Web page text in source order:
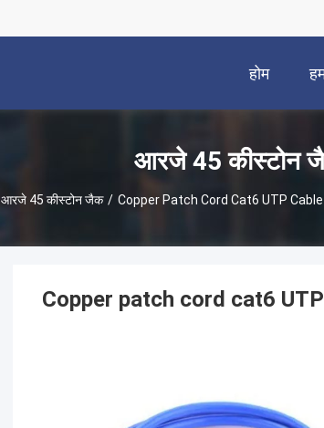
होम
आरजे 45 कीस्टोन
आरजे 45 कीस्टोन जैक /
Copper patch cord cat6